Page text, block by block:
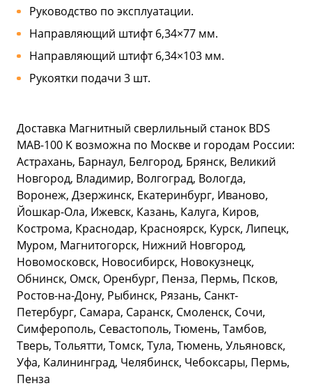
Руководство по эксплуатации.
Направляющий штифт 6,34×77 мм.
Направляющий штифт 6,34×103 мм.
Рукоятки подачи 3 шт.
Доставка Магнитный сверлильный станок BDS
MAB-100 K возможна по Москве и городам России:
Астрахань, Барнаул, Белгород, Брянск, Великий
Новгород, Владимир, Волгоград, Вологда,
Воронеж, Дзержинск, Екатеринбург, Иваново,
Йошкар-Ола, Ижевск, Казань, Калуга, Киров,
Кострома, Краснодар, Красноярск, Курск, Липецк,
Муром, Магнитогорск, Нижний Новгород,
Новомосковск, Новосибирск, Новокузнецк,
Обнинск, Омск, Оренбург, Пенза, Пермь, Псков,
Ростов-на-Дону, Рыбинск, Рязань, Санкт-
Петербург, Самара, Саранск, Смоленск, Сочи,
Симферополь, Севастополь, Тюмень, Тамбов,
Тверь, Тольятти, Томск, Тула, Тюмень, Ульяновск,
Уфа, Калининград, Челябинск, Чебоксары, Пермь,
Пенза